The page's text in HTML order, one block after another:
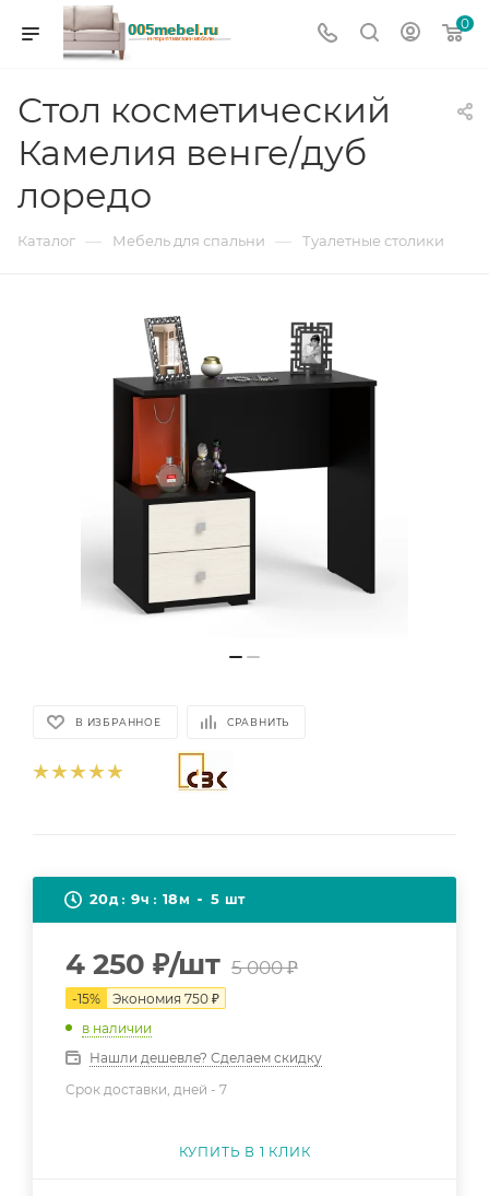
0
Стол косметический
Камелия венге/дуб
лоредо
Каталог — Мебель для спальни — Туалетные столики
В ИЗБРАННОЕ СРАВНИТЬ
20д 9ч 18м 5 шт
4 250 ₽/шт 5 000₽
-15% Экономия 750 ₽
в наличии
Нашли дешевле? Сделаем скидку
Срок доставки, дней - 7
КУПИТЬ В 1 КЛИК